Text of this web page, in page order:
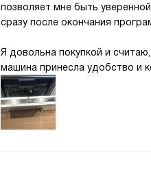
позволяет мне быть
сразу после окончания
Я довольна покупкой и
машина принесла удобство и